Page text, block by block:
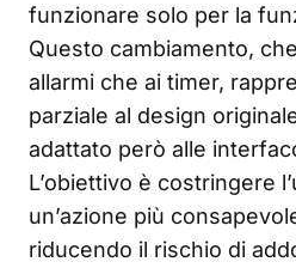
funzionare solo per la
Questo cambiamento,
allarmi che ai timer,
parziale al design
adattato però alle
L’obiettivo è costringere
un’azione più
riducendo il rischio di